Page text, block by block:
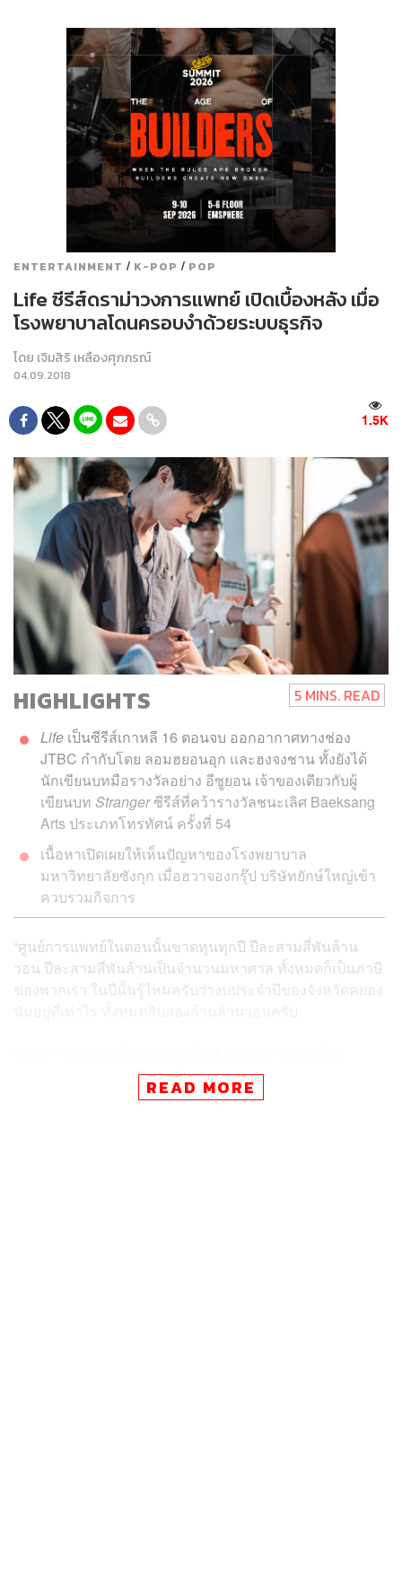
ENTERTAINMENT / K-POP / POP
Life ซีรีส์ดราม่าวงการแพทย์ เปิดเบื้องหลัง เมื่อ
โรงพยาบาลโดนครอบงำด้วยระบบธุรกิจ
โดย เจิมสิริ เหลืองศุภภรณ์
04.09.2018
1.5K
HIGHLIGHTS 5 MINS. READ
Life เป็นซีรีส์เกาหลี 16 ตอนจบ ออกอากาศทางช่อง
JTBC กำกับโดย ลอมฮยอนอุก และฮงจงชาน ทั้งยังได้
นักเขียนบทมือรางวัลอย่าง อีซูยอน เจ้าของเดียวกับผู้
เขียนบท Strangerซีรีส์ที่คว้ารางวัลชนะเลิศ Baeksang
Arts ประเภทโทรทัศน์ ครั้งที่ 54
เนื้อหาเปิดเผยให้เห็นปัญหาของโรงพยาบาล
มหาวิทยาลัยซังกุก เมื่อฮวาจองกรุ๊ป บริษัทยักษ์ใหญ่เข้า
ควบรวมกิจการ
“ศูนย์การแพทย์ในตอนนั้นขาดทุนทุกปี ปีละสามสี่พันล้าน
วอน ปีละสามสี่พันล้านเป็นจำนวนมหาศาล ทั้งหมดก็เป็นภาษี
ของพวกเรา ในปีนั้นรู้ไหมครับว่างบประจำปีของจังหวัดคยอง
เพราะถูกโรงพยาบาลเอกชนไล่บี้ เหตุผลที่ต้องปิดตัว เพราะ
ขาดทุนสามสี่พันล้าน ทั้งที่เป็นเพียง 0.025 เปอร์เซ็นต์ของงบ
READ MORE